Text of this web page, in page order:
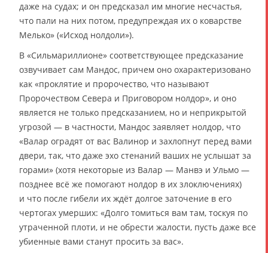
даже на судах; и он предсказал им многие несчастья,
что пали на них потом, предупреждая их о коварстве
Мелько» («Исход нолдоли»).
В «Сильмариллионе» соответствующее предсказание
озвучивает сам Мандос, причем оно охарактеризовано
как «проклятие и пророчество, что называют
Пророчеством Севера и Приговором нолдор», и оно
является не только предсказанием, но и неприкрытой
угрозой — в частности, Мандос заявляет нолдор, что
«Валар оградят от вас Валинор и захлопнут перед вами
двери, так, что даже эхо стенаний ваших не услышат за
горами» (хотя некоторые из Валар — Манвэ и Ульмо —
позднее всё же помогают нолдор в их злоключениях)
и что после гибели их ждёт долгое заточение в его
чертогах умерших: «Долго томиться вам там, тоскуя по
утраченной плоти, и не обрести жалости, пусть даже все
убиенные вами станут просить за вас».